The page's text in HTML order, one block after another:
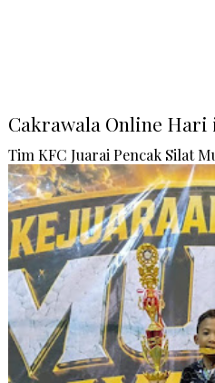
Cakrawala Online Hari
Tim KFC Juarai Pencak Silat